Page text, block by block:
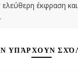
έκφραση
ΥΠΆΡΧΟΥΝ